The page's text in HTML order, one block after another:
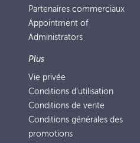
Partenaires commerciaux
Appointment of
Administrators
Plus
Vie privée
Conditions d’utilisation
Conditions de vente
Conditions générales des
promotions